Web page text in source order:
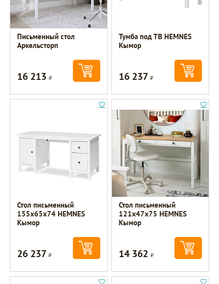
Письменный стол
Аркельсторп
16 213Р
Тумба под ТВ HEMNES
Кымор
16 237Р
Стол письменный
155х65х74 HEMNES
Кымор
26 237Р
Стол письменный
121х47х75 HEMNES
Кымор
14 362Р